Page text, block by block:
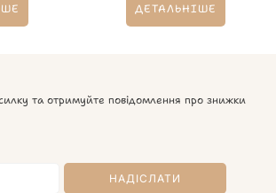
ДЕТАЛЬНІШЕ
та отримуйте повідомлення про знижки